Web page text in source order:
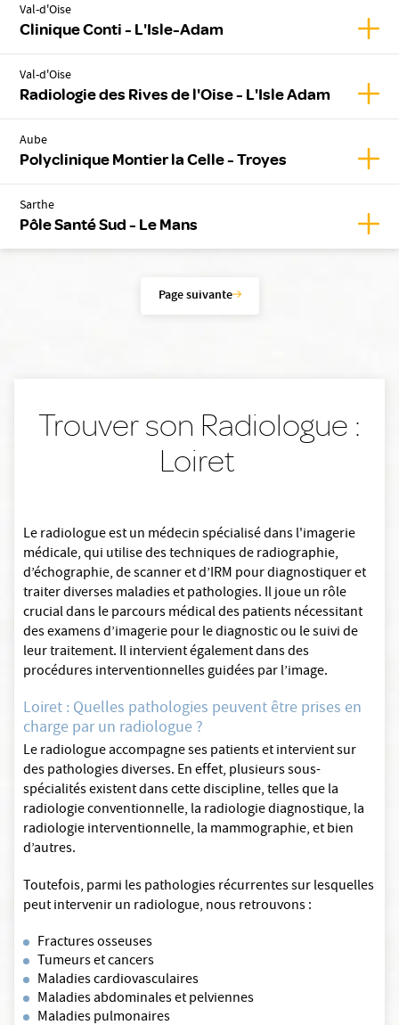
Val-d'Oise
Clinique Conti - L'Isle-Adam
Val-d'Oise
Radiologie des Rives de l'Oise - L'Isle Adam
Aube
Polyclinique Montier la Celle - Troyes
Sarthe
Pôle Santé Sud - Le Mans
Page suivante
Trouver son Radiologue :
Loiret
Le radiologue est un médecin spécialisé dans l'imagerie
médicale, qui utilise des techniques de radiographie,
d’échographie, de scanner et d’IRM pour diagnostiquer et
traiter diverses maladies et pathologies. Il joue un rôle
crucial dans le parcours médical des patients nécessitant
des examens d’imagerie pour le diagnostic ou le suivi de
leur traitement. Il intervient également dans des
procédures interventionnelles guidées par l’image.
Loiret : Quelles pathologies peuvent être prises en
charge par un radiologue ?
Le radiologue accompagne ses patients et intervient sur
des pathologies diverses. En effet, plusieurs sous-
spécialités existent dans cette discipline, telles que la
radiologie conventionnelle, la radiologie diagnostique, la
radiologie interventionnelle, la mammographie, et bien
d’autres.
Toutefois, parmi les pathologies récurrentes sur lesquelles
peut intervenir un radiologue, nous retrouvons :
Fractures osseuses
Tumeurs et cancers
Maladies cardiovasculaires
Maladies abdominales et pelviennes
Maladies pulmonaires